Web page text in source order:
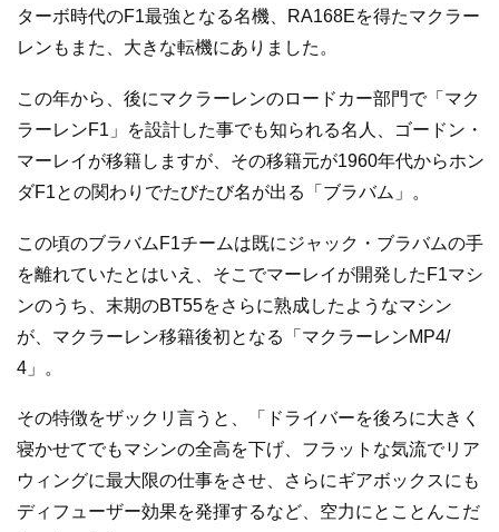
ターボ時代のF1最強となる名機、RA168Eを得たマクラー
レンもまた、大きな転機にありました。
この年から、後にマクラーレンのロードカー部門で「マク
ラーレンF1」を設計した事でも知られる名人、ゴードン・
マーレイが移籍しますが、その移籍元が1960年代からホン
ダF1との関わりでたびたび名が出る「ブラバム」。
この頃のブラバムF1チームは既にジャック・ブラバムの手
を離れていたとはいえ、そこでマーレイが開発したF1マシ
ンのうち、末期のBT55をさらに熟成したようなマシン
が、マクラーレン移籍後初となる「マクラーレンMP4/
4」。
その特徴をザックリ言うと、「ドライバーを後ろに大きく
寝かせてでもマシンの全高を下げ、フラットな気流でリア
ウィングに最大限の仕事をさせ、さらにギアボックスにも
ディフューザー効果を発揮するなど、空力にとことんこだ